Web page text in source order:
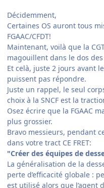
Décidemment,
Certaines OS auront tous
FGAAC/CFDT!
Maintenant, voilà que la
magouillent dans le dos
Et celà, juste 2 jours avant
puissent pas répondre.
Juste un rappel, le seul
choix à la SNCF est la
Osez écrire que la FGAAC
plus grossier.
Bravo messieurs, pendant
dans votre tract CE FRET:
"Créer des équipes de
La généralisation de la
perte d’efficacité globale :
est utilisé alors que l’agent